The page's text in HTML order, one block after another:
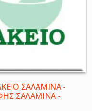
ΣΑΛΑΜΙΝΑ -
ΣΑΛΑΜΙΝΑ -